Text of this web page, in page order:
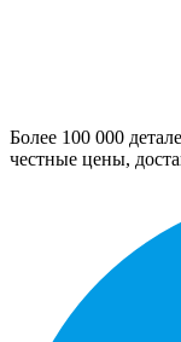
Более 100 000
честные цены,